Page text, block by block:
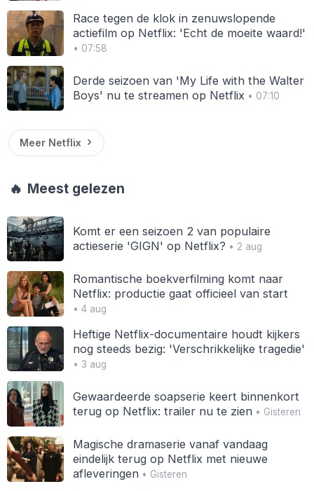
Race tegen de klok in zenuwslopende
actiefilm op Netflix: 'Echt de moeite waard!'
• 07:58
Derde seizoen van 'My Life with the Walter
Boys' nu te streamen op Netflix • 07:10
Meer Netflix
🔥 Meest gelezen
Komt er een seizoen 2 van populaire
actieserie 'GIGN' op Netflix? • 2 aug
Romantische boekverfilming komt naar
Netflix: productie gaat officieel van start
• 4 aug
Heftige Netflix-documentaire houdt kijkers
nog steeds bezig: 'Verschrikkelijke tragedie'
• 3 aug
Gewaardeerde soapserie keert binnenkort
terug op Netflix: trailer nu te zien• Gisteren
Magische dramaserie vanaf vandaag
eindelijk terug op Netflix met nieuwe
afleveringen• Gisteren